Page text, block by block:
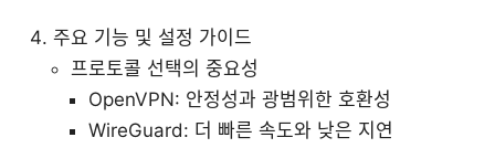
주요 기능 및 설정 가이드
프로토콜 선택의 중요성
OpenVPN: 안정성과 광범위한 호환성
WireGuard: 더 빠른 속도와 낮은 지연